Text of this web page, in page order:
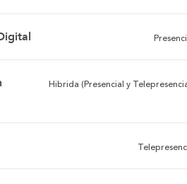
Hibrida (Presencial y